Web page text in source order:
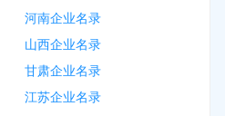
河南企业名录
山西企业名录
甘肃企业名录
江苏企业名录